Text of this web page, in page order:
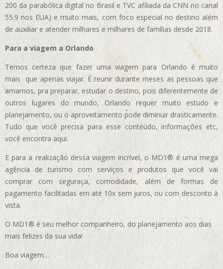
200 da parabólica digital no Brasil e TVC afiliada da CNN no canal
55.9 nos EUA) e muito mais, com foco especial no destino além
de auxiliar e atender milhares e milhares de famílias desde 2018.
Para a viagem a Orlando
Temos certeza que fazer uma viagem para Orlando é muito
mais que apenas viajar. É reunir durante meses as pessoas que
amamos, pra preparar, estudar o destino, pois diferentemente de
outros lugares do mundo, Orlando requer muito estudo e
planejamento, ou o aproveitamento pode diminuir drasticamente.
Tudo que você precisa para esse conteúdo, informações etc,
você encontra aqui.
E para a realização dessa viagem incrível, o MD1® é uma mega
agência de turismo com serviços e produtos que você vai
comprar com seguraça, comodidade, além de formas de
pagamento facilitadas em até 10x sem juros, ou com desconto à
vista.
O MD1® é seu melhor companheiro, do planejamento aos dias
mais felizes da sua vida!
Boa viagem…